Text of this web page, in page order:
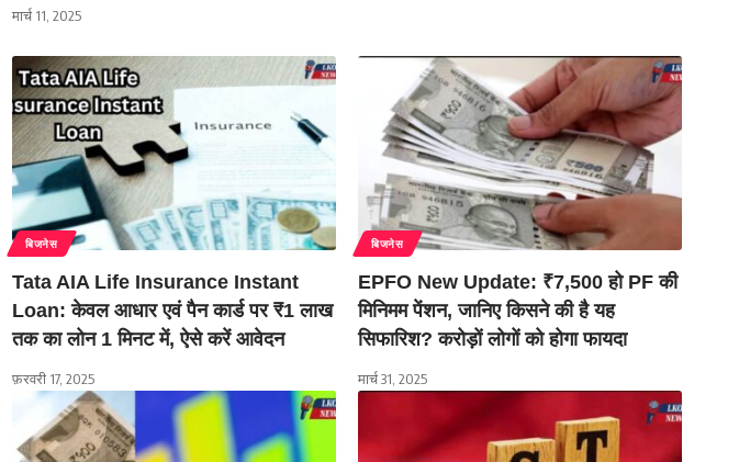
मार्च 11, 2025
बिजनेस
Tata AIA Life Insurance Instant
Loan: केवल आधार एवं पैन कार्ड पर ₹1 लाख
तक का लोन 1 मिनट में, ऐसे करें आवेदन
फ़रवरी 17, 2025
बिजनेस
EPFO New Update: ₹7,500 हो PF की
मिनिमम पेंशन, जानिए किसने की है यह
सिफारिश? करोड़ों लोगों को होगा फायदा
मार्च 31, 2025